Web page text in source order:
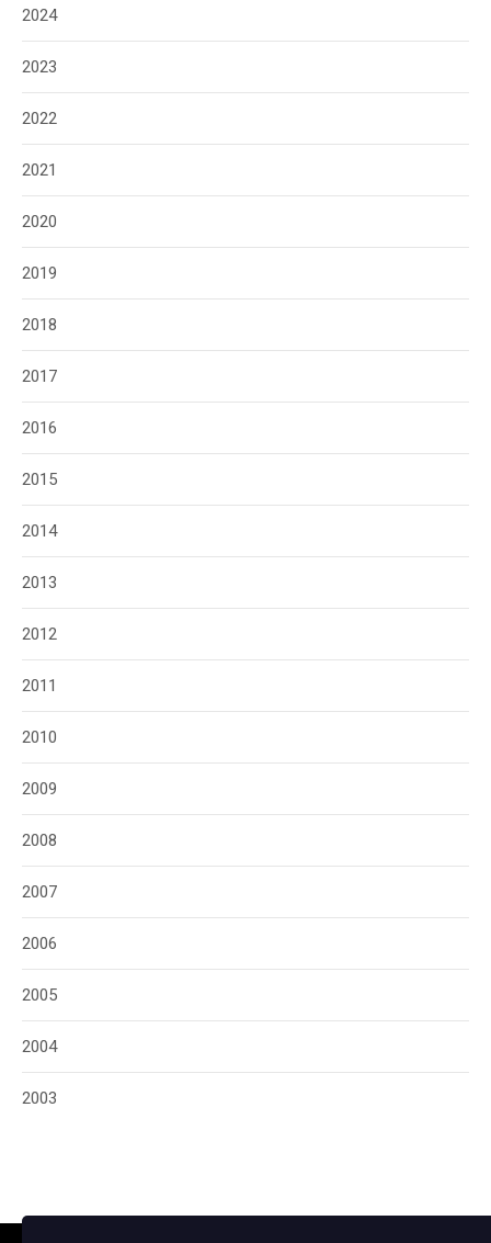
2024
2023
2022
2021
2020
2019
2018
2017
2016
2015
2014
2013
2012
2011
2010
2009
2008
2007
2006
2005
2004
2003